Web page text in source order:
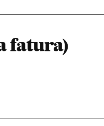
fatura)